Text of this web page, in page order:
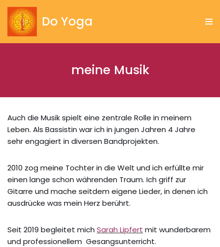
Zum
Inhalt
Do Yoga
meine Musik
Auch die Musik spielt eine zentrale Rolle in meinem
Leben. Als Bassistin war ich in jungen Jahren 4 Jahre
sehr engagiert in diversen Bandprojekten.
2010 zog meine Tochter in die Welt und ich erfüllte mir
einen lange schon währenden Traum. Ich griff zur
Gitarre und mache seitdem eigene Lieder, in denen ich
ausdrücke was mein Herz berührt.
Seit 2019 begleitet mich Sarah Lipfert mit wunderbarem
und professionellem Gesangsunterricht.